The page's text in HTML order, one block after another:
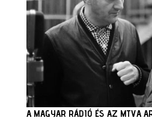
A MAGYAR RÁDIÓ ÉS AZ MTVA